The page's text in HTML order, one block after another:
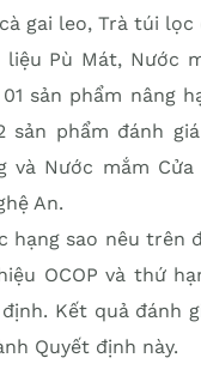
gai leo, Trà túi
Pù Mát, Nước
sản phẩm nâng
sản phẩm đánh
và Nước mắm
An.
hạng sao nêu trên
OCOP và thứ
Kết quả đánh
Quyết định này.